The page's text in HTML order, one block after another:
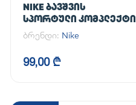
NIKE ᲑᲐᲕᲨᲕᲘᲡ
ᲡᲞᲝᲠᲢᲣᲚᲘ ᲙᲝᲛᲞᲚᲔᲥᲢᲘ
ბრენდი: Nike
99,00 ₾